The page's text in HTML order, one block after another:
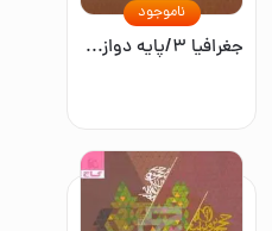
جغرافیا ۳/پایه دوازدهم رشته علوم انسانی
ناموجود